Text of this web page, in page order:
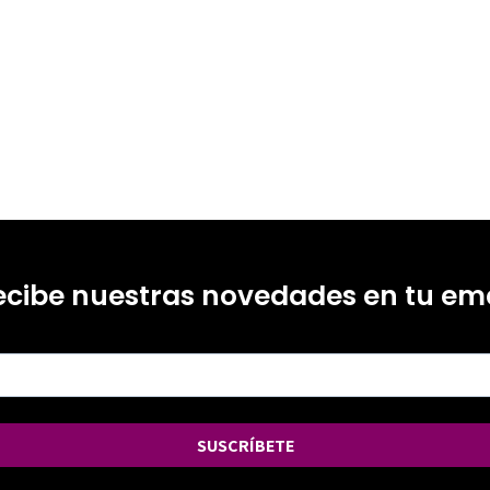
nuestras novedades en tu
SUSCRÍBETE